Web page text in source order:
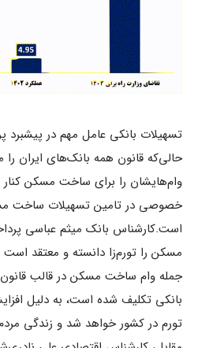
تسهیلات بانکی عامل مهم در
خصوصی در تامین تسهیلات ساخت
است.کارشناس بانک میثم عباسی
مسکن را تورم‌زا دانسته و معتقد
جمله وام ساخت مسکن در قالب
بانکی تکلیف شده است، به دلیل
تورم در کشور خواهد شد و زندگی